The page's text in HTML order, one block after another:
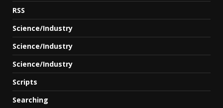
RSS
Science/Industry
Science/Industry
Science/Industry
Scripts
Searching